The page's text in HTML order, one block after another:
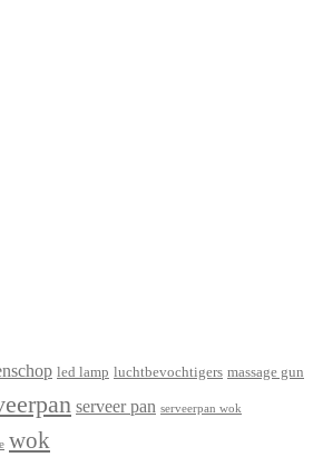
led lamp luchtbevochtigers massage gun
serveer pan serveerpan wok
wok